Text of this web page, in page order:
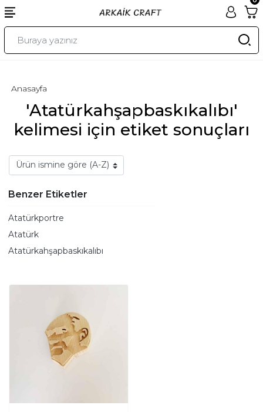
'Atatürkahşapbaskıkalıbı'
kelimesi için etiket sonuçları
Anasayfa
Benzer Etiketler
Atatürkportre
Atatürk
Atatürkahşapbaskıkalıbı